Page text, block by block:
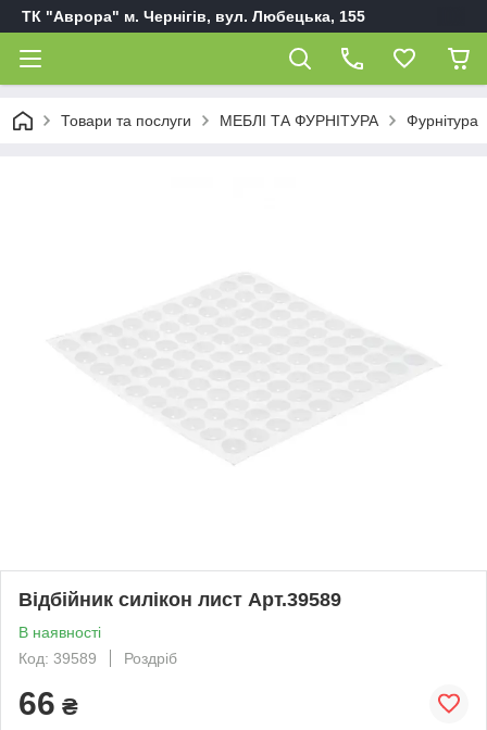
ТК "Аврора" м. Чернігів, вул. Любецька, 155
Товари та послуги МЕБЛІ ТА ФУРНІТУРА Фурнітура
Відбійник силікон лист Арт.39589
В наявності
Код: 39589
Роздріб
66 ₴